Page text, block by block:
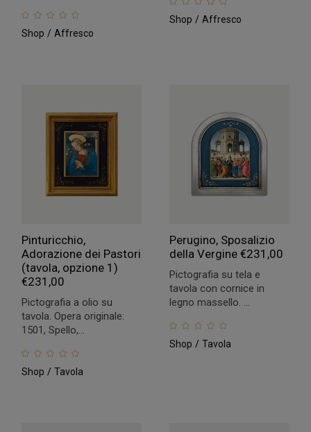
Shop Affresco
Shop Affresco
Pinturicchio,
Adorazione dei Pastori
(tavola, opzione 1)
€231,00
Pictografia a olio su
tavola. Opera originale:
1501, Spello,...
Shop Tavola
Perugino, Sposalizio
della Vergine €231,00
Pictografia su tela e
tavola con cornice in
legno massello. ...
Shop Tavola